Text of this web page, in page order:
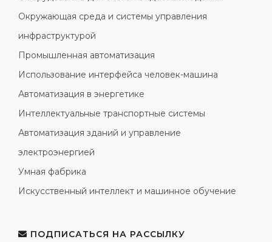
Окружающая среда и системы управления
инфраструктурой
Промышленная автоматизация
Использование интерфейса человек-машина
Автоматизация в энергетике
Интеллектуальные транспортные системы
Автоматизация зданий и управление
электроэнергией
Умная фабрика
Искусственный интеллект и машинное обучение
ПОДПИСАТЬСЯ НА РАССЫЛКУ